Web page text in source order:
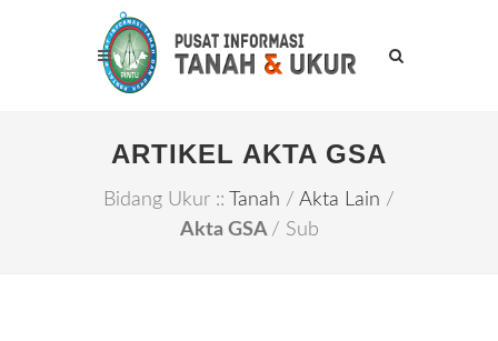
ARTIKEL AKTA GSA
Bidang Ukur :: Tanah / Akta Lain /
Akta GSA / Sub